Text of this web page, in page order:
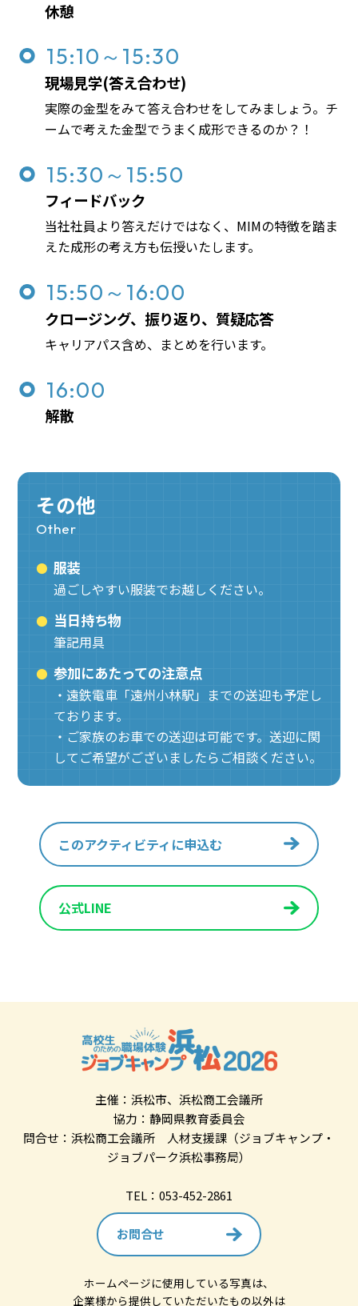
休憩
15:10～15:30
現場見学(答え合わせ)
実際の金型をみて答え合わせをしてみましょう。チ
ームで考えた金型でうまく成形できるのか？！
15:30～15:50
フィードバック
当社社員より答えだけではなく、MIMの特徴を踏ま
えた成形の考え方も伝授いたします。
15:50～16:00
クロージング、振り返り、質疑応答
キャリアパス含め、まとめを行います。
16:00
解散
その他
Other
服装
過ごしやすい服装でお越しください。
当日持ち物
筆記用具
参加にあたっての注意点
・遠鉄電車「遠州小林駅」までの送迎も予定し
ております。
・ご家族のお車での送迎は可能です。送迎に関
してご希望がございましたらご相談ください。
このアクティビティに申込む
公式LINE
主催：浜松市、浜松商工会議所
協力：静岡県教育委員会
問合せ：浜松商工会議所 人材支援課（ジョブキャンプ・
ジョブパーク浜松事務局）
TEL：053-452-2861
お問合せ
ホームページに使用している写真は、
企業様から提供していただいたもの以外は